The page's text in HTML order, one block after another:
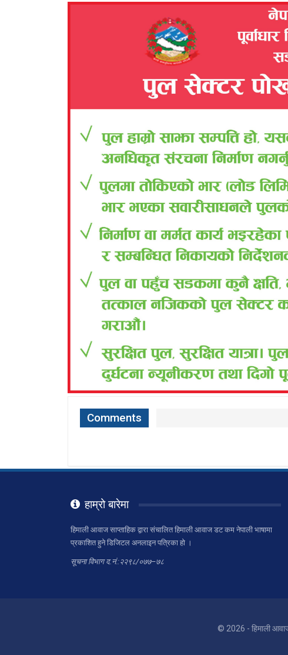
Comments
हाम्रो बारेमा
हिमाली आवाज साप्ताहिक द्वारा संचालित हिमाली आवाज डट कम नेपाली भाषामा
प्रकाशित हुने डिजिटल अनलाइन पत्रिका हो ।
सूचना विभाग द.नं.:२२९८/०७७–७८
© 2026 - हिमाली